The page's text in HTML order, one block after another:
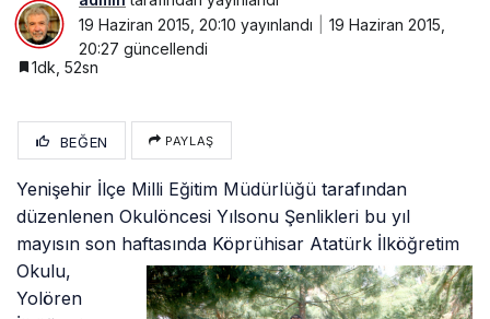
19 Haziran 2015, 20:10 yayınlandı
19 Haziran 2015,
20:27 güncellendi
1dk, 52sn
BEĞEN PAYLAŞ
Yenişehir İlçe Milli Eğitim Müdürlüğü tarafından
düzenlenen Okulöncesi Yılsonu Şenlikleri bu yıl
mayısın son haftasında Köprühisar Atatürk İlköğretim
Okulu,
Yolören